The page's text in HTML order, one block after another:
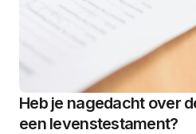
Heb je nagedacht over
een levenstestament?